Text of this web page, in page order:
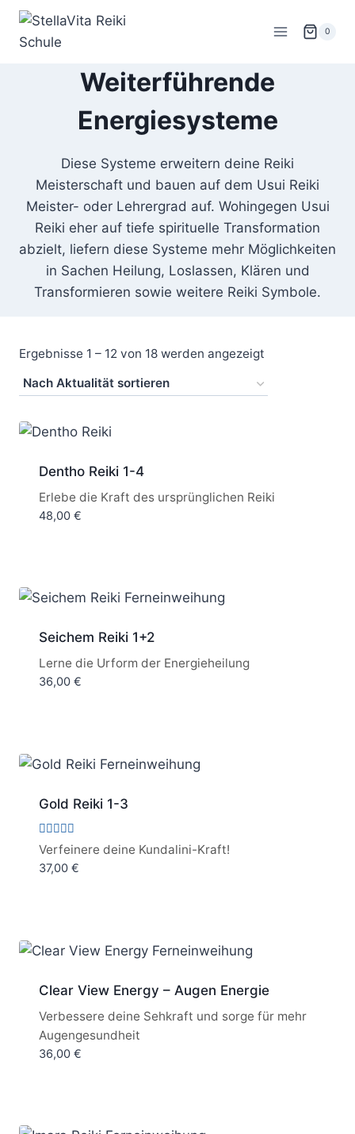
Zum
springen
0
Weiterführende
Energiesysteme
Diese Systeme erweitern deine Reiki
Meisterschaft und bauen auf dem Usui Reiki
Meister- oder Lehrergrad auf. Wohingegen Usui
Reiki eher auf tiefe spirituelle Transformation
abzielt, liefern diese Systeme mehr Möglichkeiten
in Sachen Heilung, Loslassen, Klären und
Transformieren sowie weitere Reiki Symbole.
Ergebnisse 1 – 12 von 18 werden angezeigt
sortiert
Dentho Reiki 1-4
Erlebe die Kraft des ursprünglichen Reiki
48,00 €
Seichem Reiki 1+2
Lerne die Urform der Energieheilung
36,00 €
Gold Reiki 1-3
Bewertet
mit
5.00
Verfeinere deine Kundalini-Kraft!
37,00 €
Clear View Energy – Augen Energie
Verbessere deine Sehkraft und sorge für mehr
Augengesundheit
36,00 €